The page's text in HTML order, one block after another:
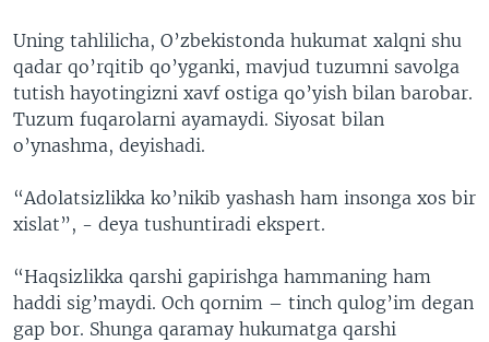
Uning tahlilicha, O’zbekistonda hukumat xalqni shu
qadar qo’rqitib qo’yganki, mavjud tuzumni savolga
tutish hayotingizni xavf ostiga qo’yish bilan barobar.
Tuzum fuqarolarni ayamaydi. Siyosat bilan
o’ynashma, deyishadi.
“Adolatsizlikka ko’nikib yashash ham insonga xos bir
xislat”, - deya tushuntiradi ekspert.
“Haqsizlikka qarshi gapirishga hammaning ham
haddi sig’maydi. Och qornim – tinch qulog’im degan
gap bor. Shunga qaramay hukumatga qarshi